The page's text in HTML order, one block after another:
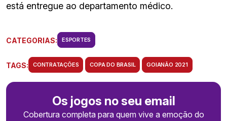
está entregue ao departamento médico.
CATEGORIAS: ESPORTES
TAGS: CONTRATAÇÕES COPA DO BRASIL GOIANÃO 2021
Os jogos no seu email
Cobertura completa para quem vive a emoção do